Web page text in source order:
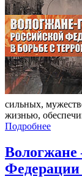
сильных,
жизнью,
Подробнее
Вологжане
Федерации